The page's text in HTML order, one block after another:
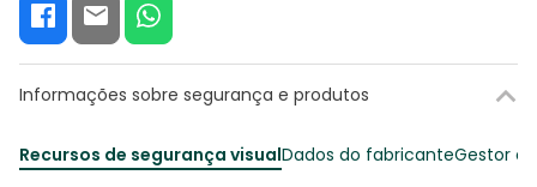
Informações sobre segurança e produtos
Recursos de segurança visualDados do fabricanteGestor